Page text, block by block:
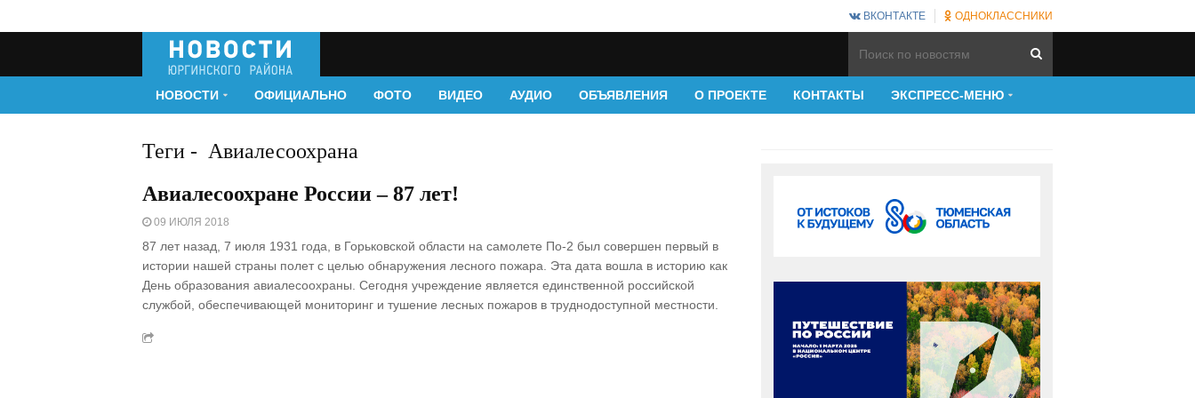
ВКОНТАКТЕ ОДНОКЛАССНИКИ
НОВОСТИ ОФИЦИАЛЬНО ФОТО ВИДЕО АУДИО ОБЪЯВЛЕНИЯ О ПРОЕКТЕ КОНТАКТЫ ЭКСПРЕСС-МЕНЮ
Теги - Авиалесоохрана
Авиалесоохране России – 87 лет!
09 ИЮЛЯ 2018
87 лет назад, 7 июля 1931 года, в Горьковской области на самолете По-2 был совершен первый в
истории нашей страны полет с целью обнаружения лесного пожара. Эта дата вошла в историю как
День образования авиалесоохраны. Сегодня учреждение является единственной российской
службой, обеспечивающей мониторинг и тушение лесных пожаров в труднодоступной местности.